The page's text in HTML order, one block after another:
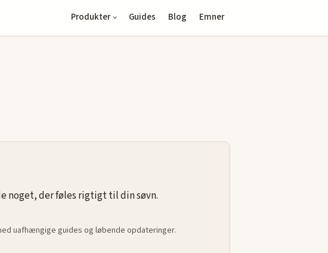
Produkter Guides Blog Emner
noget, der føles rigtigt til din søvn.
uafhængige guides og løbende opdateringer.